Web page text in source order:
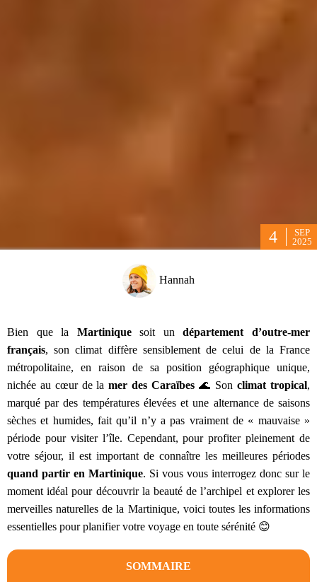
4
SEP
2025
Hannah
Bien que la Martiniquesoit undépartement d’outre-mer
français, son climat diffère sensiblement de celui de la France
métropolitaine, en raison de sa position géographique unique,
nichée au cœur de lamer des Caraïbes🌊 Sonclimat tropical,
marqué par des températures élevées et une alternance de saisons
sèches et humides, fait qu’il n’y a pas vraiment de « mauvaise »
période pour visiter l’île. Cependant, pour profiter pleinement de
votre séjour, il est important de connaître les meilleures périodes
quand partir en Martinique. Si vous vous interrogez donc sur le
moment idéal pour découvrir la beauté de l’archipel et explorer les
merveilles naturelles de la Martinique, voici toutes les informations
essentielles pour planifier votre voyage en toute sérénité 😊
SOMMAIRE